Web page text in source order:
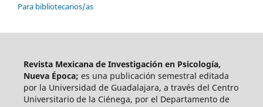
Para bibliotecarios/as
Revista Mexicana de Investigación en Psicología,
Nueva Época; es una publicación semestral editada
por la Universidad de Guadalajara, a través del Centro
Universitario de la Ciénega, por el Departamento de